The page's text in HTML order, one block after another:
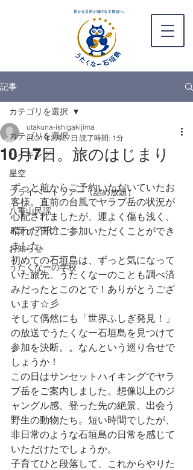
記事
カテゴリを選択
ハイキング
星空
プライベートツアー（詰め放題）
八重山民謡
メディア紹介
お知らせ
うたくなーの学校
カテゴリを選択
10月7日。旅のはじまり
utakuna-ishigakijima
2021年2月27日 読了時間: 1分
ずっと前からご予約いただいていたお
客様。直前の台風でヤラブ岳の状況が
心配されましたが、運よく傷も浅く、
晴れた日にご参加いただくことができ
ました。
初めての石垣島は、ずっと気になって
いた旅先。うたくなーのことも調べ済
みだったとこのとで！ありがとうござ
います☆彡
そして偶然にも「世界ふしぎ発見！」
の放送でうたくなー石垣島を見つけて
参加を決断。。なんという巡り合せで
しょうか！
この日はサンセットハイキングでヤラ
ブ岳をご案内しました。想像以上のジ
ャングル感、登った先の絶景、出会う
野生の動物たち。短い時間でしたが、
非日常のような石垣島の日常を感じて
いただけたでしょうか。
子育てひと段落して、これからやりた